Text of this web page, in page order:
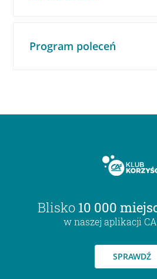
Program poleceń
Blisko 10 000
w naszej aplikacji
SPRAWDŹ